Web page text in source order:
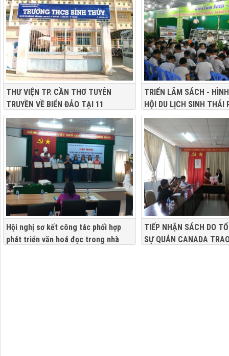
THƯ VIỆN TP. CẦN THƠ TUYÊN
TRUYỀN VỀ BIỂN ĐẢO TẠI 11
TRƯỜNG HỌC TẠI 9 QUẬN, HUYỆN
TRIỂN LÃM SÁCH -
HỘI DU LỊCH SINH THÁI
- CẦN THƠ" LẦN THỨ 7
Hội nghị sơ kết công tác phối hợp
phát triển văn hoá đọc trong nhà
TIẾP NHẬN SÁCH DO
SỰ QUÁN CANADA